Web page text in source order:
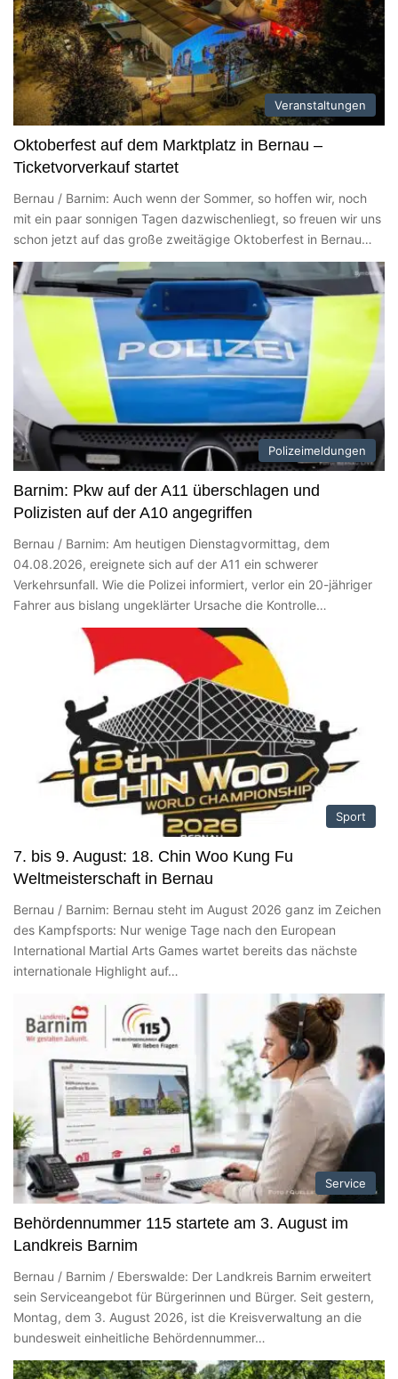
Veranstaltungen
Oktoberfest auf dem Marktplatz in Bernau –
Ticketvorverkauf startet
Bernau / Barnim: Auch wenn der Sommer, so hoffen wir, noch
mit ein paar sonnigen Tagen dazwischenliegt, so freuen wir uns
schon jetzt auf das große zweitägige Oktoberfest in Bernau…
Polizeimeldungen
Barnim: Pkw auf der A11 überschlagen und
Polizisten auf der A10 angegriffen
Bernau / Barnim: Am heutigen Dienstagvormittag, dem
04.08.2026, ereignete sich auf der A11 ein schwerer
Verkehrsunfall. Wie die Polizei informiert, verlor ein 20-jähriger
Fahrer aus bislang ungeklärter Ursache die Kontrolle…
Sport
7. bis 9. August: 18. Chin Woo Kung Fu
Weltmeisterschaft in Bernau
Bernau / Barnim: Bernau steht im August 2026 ganz im Zeichen
des Kampfsports: Nur wenige Tage nach den European
International Martial Arts Games wartet bereits das nächste
internationale Highlight auf…
Service
Behördennummer 115 startete am 3. August im
Landkreis Barnim
Bernau / Barnim / Eberswalde: Der Landkreis Barnim erweitert
sein Serviceangebot für Bürgerinnen und Bürger. Seit gestern,
Montag, dem 3. August 2026, ist die Kreisverwaltung an die
bundesweit einheitliche Behördennummer…